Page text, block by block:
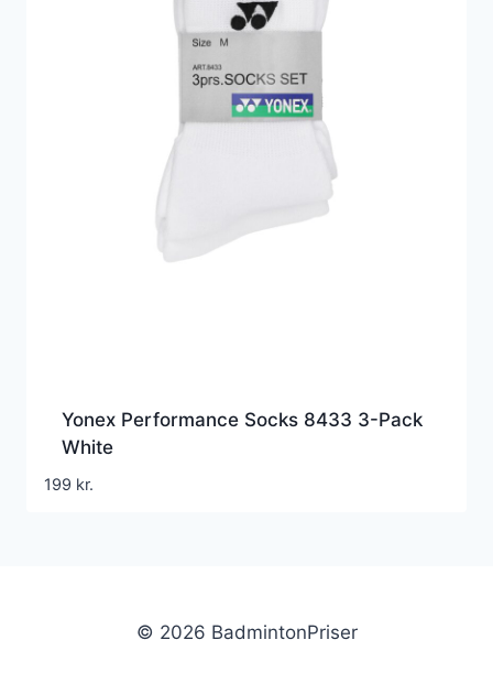
Yonex Performance Socks 8433 3-Pack
White
199 kr.
© 2026 BadmintonPriser